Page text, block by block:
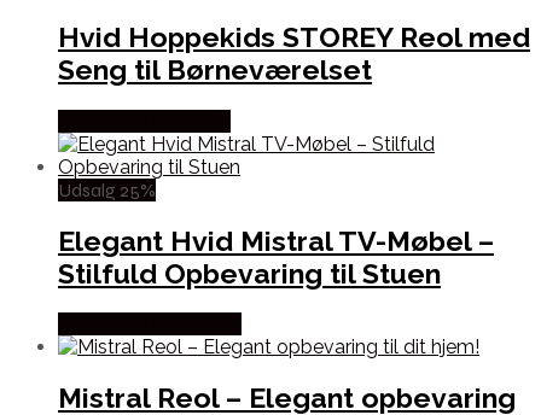
Hvid Hoppekids STOREY Reol med
Seng til Børneværelset
Udsalg 25%
Elegant Hvid Mistral TV-Møbel –
Stilfuld Opbevaring til Stuen
Mistral Reol – Elegant opbevaring